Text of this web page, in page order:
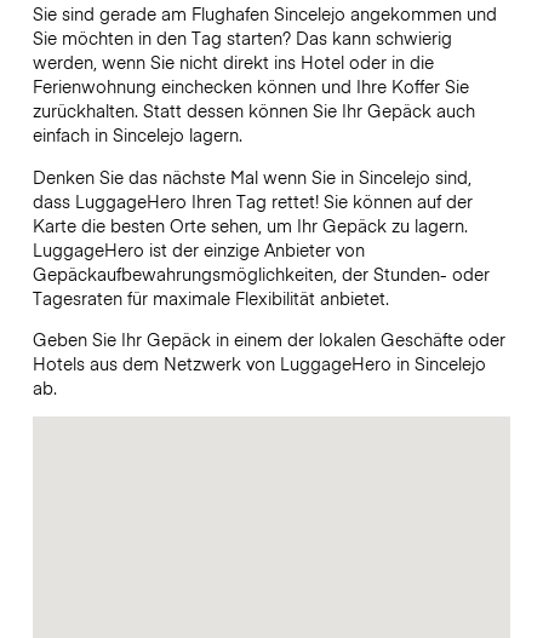
Sie sind gerade am Flughafen Sincelejo angekommen und
Sie möchten in den Tag starten? Das kann schwierig
werden, wenn Sie nicht direkt ins Hotel oder in die
Ferienwohnung einchecken können und Ihre Koffer Sie
zurückhalten. Statt dessen können Sie Ihr Gepäck auch
einfach in Sincelejo lagern.
Denken Sie das nächste Mal wenn Sie in Sincelejo sind,
dass LuggageHero Ihren Tag rettet! Sie können auf der
Karte die besten Orte sehen, um Ihr Gepäck zu lagern.
LuggageHero ist der einzige Anbieter von
Gepäckaufbewahrungsmöglichkeiten, der Stunden- oder
Tagesraten für maximale Flexibilität anbietet.
Geben Sie Ihr Gepäck in einem der lokalen Geschäfte oder
Hotels aus dem Netzwerk von LuggageHero in Sincelejo
ab.